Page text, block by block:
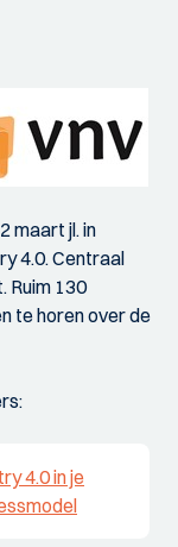
maart jl. in
4.0. Centraal
Ruim 130
te horen over de
4.0 in je